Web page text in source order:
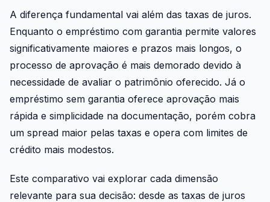
A diferença fundamental vai além das taxas de juros.
Enquanto o empréstimo com garantia permite valores
significativamente maiores e prazos mais longos, o
processo de aprovação é mais demorado devido à
necessidade de avaliar o patrimônio oferecido. Já o
empréstimo sem garantia oferece aprovação mais
rápida e simplicidade na documentação, porém cobra
um spread maior pelas taxas e opera com limites de
crédito mais modestos.
Este comparativo vai explorar cada dimensão
relevante para sua decisão: desde as taxas de juros